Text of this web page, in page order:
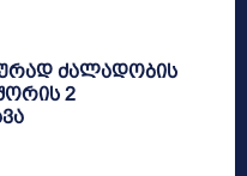
ძალადობის
2